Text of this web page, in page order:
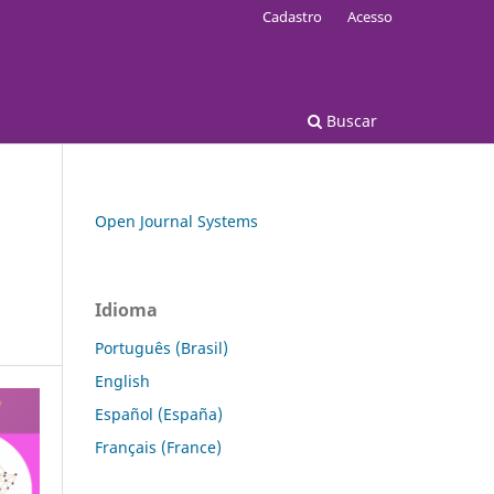
Buscar
Cadastro Acesso
Open Journal Systems
Idioma
Português (Brasil)
English
Español (España)
Français (France)